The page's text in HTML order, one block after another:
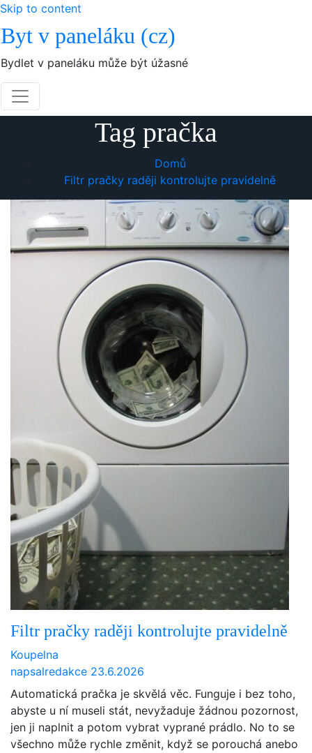
Skip to content
Byt v paneláku (cz)
Bydlet v paneláku může být úžasné
Tag pračka
Domů
Filtr pračky raději kontrolujte pravidelně
Filtr pračky raději kontrolujte pravidelně
Koupelna
napsalredakce 23.6.2026
Automatická pračka je skvělá věc. Funguje i bez toho,
abyste u ní museli stát, nevyžaduje žádnou pozornost,
jen ji naplnit a potom vybrat vyprané prádlo. No to se
všechno může rychle změnit, když se porouchá anebo